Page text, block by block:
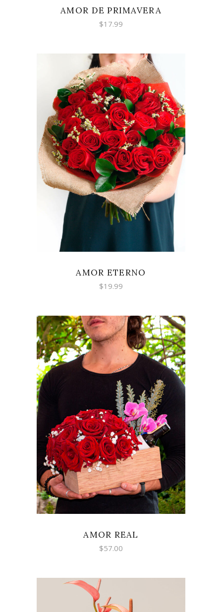
AMOR DE PRIMAVERA
$17.99
AÑADIR AL CARRITO
AMOR ETERNO
$19.99
AÑADIR AL CARRITO
AMOR REAL
$57.00